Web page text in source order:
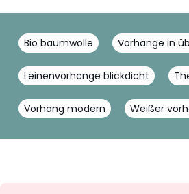
Bio baumwolle Vorhänge in
Leinenvorhänge blickdicht
Vorhang modern Weißer